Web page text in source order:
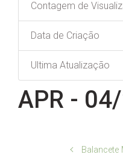
Contagem de
Data de Criação
Ultima Atualização
APR -